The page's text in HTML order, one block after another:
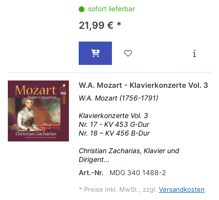
sofort lieferbar
21,99 € *
W.A. Mozart - Klavierkonzerte Vol. 3
W.A. Mozart (1756-1791)
Klavierkonzerte Vol. 3
Nr. 17 - KV 453 G-Dur
Nr. 18 – KV 456 B-Dur
Christian Zacharias, Klavier und
Dirigent...
Art.-Nr.
MDG 340 1488-2
* Preise inkl. MwSt., zzgl. Versandkosten